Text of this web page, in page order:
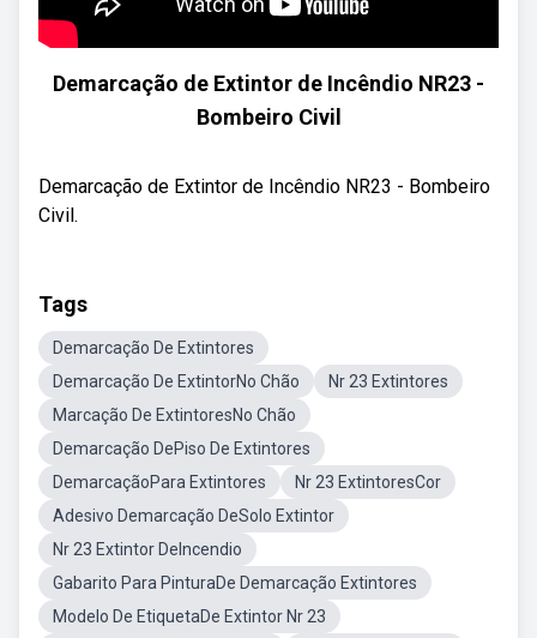
Demarcação de Extintor de Incêndio NR23 -
Bombeiro Civil
Demarcação de Extintor de Incêndio NR23 - Bombeiro
Civil.
Tags
Demarcação De Extintores
Demarcação De ExtintorNo Chão
Nr 23 Extintores
Marcação De ExtintoresNo Chão
Demarcação DePiso De Extintores
DemarcaçãoPara Extintores
Nr 23 ExtintoresCor
Adesivo Demarcação DeSolo Extintor
Nr 23 Extintor DeIncendio
Gabarito Para PinturaDe Demarcação Extintores
Modelo De EtiquetaDe Extintor Nr 23